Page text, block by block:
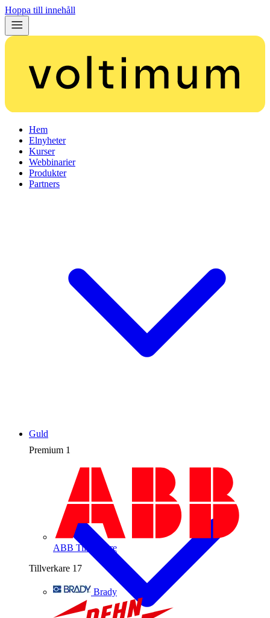
Hoppa till innehåll
Hem
Elnyheter
Kurser
Webbinarier
Produkter
Partners
Premium 1
ABB Tillverkare
Tillverkare 17
Brady
Guld